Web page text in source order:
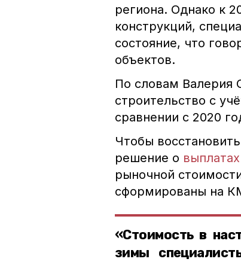
региона. Однако к
конструкций,
состояние, что
объектов.
По словам Валерия
строительство с
сравнении с 2020
Чтобы
решение о выплатах
рыночной
сформированы на
«Стоимость в
зимы